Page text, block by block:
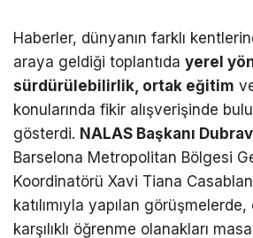
Haberler, dünyanın farklı
araya geldiği toplantıda yerel
sürdürülebilirlik, ortak eğitim
konularında fikir alışverişinde
gösterdi. NALAS Başkanı
Barselona Metropolitan Bölgesi
Koordinatörü Xavi Tiana
katılımıyla yapılan
karşılıklı öğrenme olanakları